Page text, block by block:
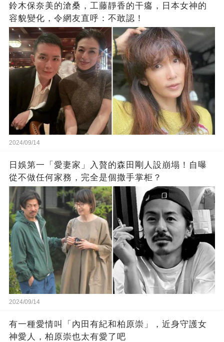
鈴木保奈美的滄桑，工藤靜香的干癟，日本女神的
容貌變化，令網友直呼：不敢認！
2024/09/14
日娛第一「愛妻家」入贅的森田剛人設崩塌！自曝
從不做任何家務，完全是個撒手掌柜？
2024/09/14
有一種愛情叫「內田有紀和柏原崇」，近身守護女
神愛人，柏原崇也太有愛了吧